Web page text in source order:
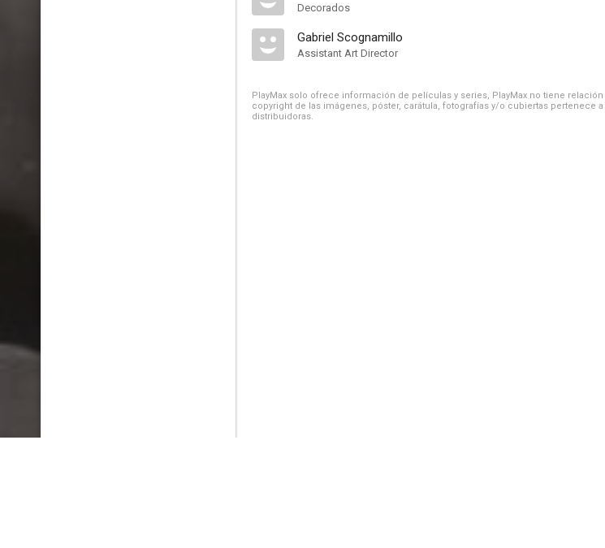
Decorados
Gabriel Scognamillo
Assistant Art Director
PlayMax solo ofrece información de películas y series, PlayMax no tiene
copyright de las imágenes, póster, carátula, fotografías y/o cubiertas pertenece
distribuidoras.